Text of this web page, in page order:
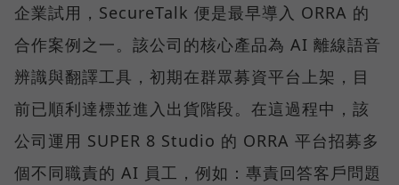
企業試用，SecureTalk 便是最早導入 ORRA 的
合作案例之一。該公司的核心產品為 AI 離線語音
辨識與翻譯工具，初期在群眾募資平台上架，目
前已順利達標並進入出貨階段。在這過程中，該
公司運用 SUPER 8 Studio 的 ORRA 平台招募多
個不同職責的 AI 員工，例如：專責回答客戶問題